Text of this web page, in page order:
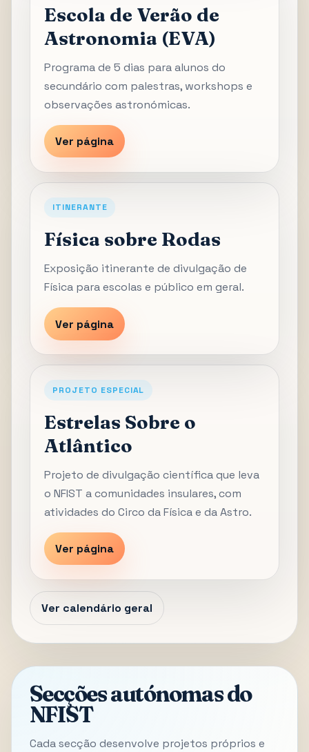
Escola de Verão de
Astronomia (EVA)
Programa de 5 dias para alunos do
secundário com palestras, workshops e
observações astronómicas.
Ver página
ITINERANTE
Física sobre Rodas
Exposição itinerante de divulgação de
Física para escolas e público em geral.
Ver página
PROJETO ESPECIAL
Estrelas Sobre o
Atlântico
Projeto de divulgação científica que leva
o NFIST a comunidades insulares, com
atividades do Circo da Física e da Astro.
Ver página
Ver calendário geral
Secções autónomas do
NFIST
Cada secção desenvolve projetos próprios e